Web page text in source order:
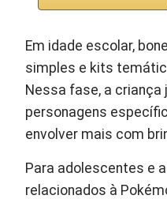
Em idade escolar,
simples e kits
Nessa fase, a criança
personagens
envolver mais com
Para adolescentes e
relacionados à